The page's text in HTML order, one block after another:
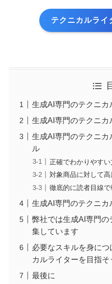
テクニカルライ
生成AI専門のテクニカ
生成AI専門のテクニカ
生成AI専門のテクニカ
ル
正確でわかりやす
対象商品に対して
徹底的に読者目線
生成AI専門のテクニカ
弊社では生成AI専門の
集しています
必要なスキルを身に
カルライターを目指そ
最後に